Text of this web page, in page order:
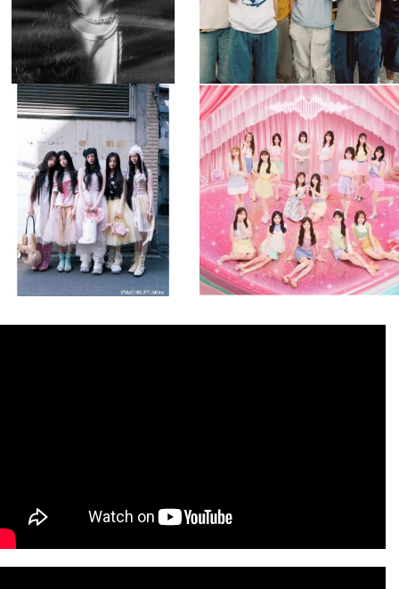
musicjapantv
💡8月特番放送決定！
8月 4
2 0
musicjapantv
💡8月特番放送決定！
...
8月 4
2 0